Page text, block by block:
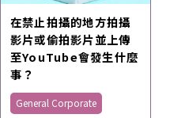
在禁止拍攝的地方拍攝
影片或偷拍影片並上傳
至YouTube會發生什麼
事？
General Corporate